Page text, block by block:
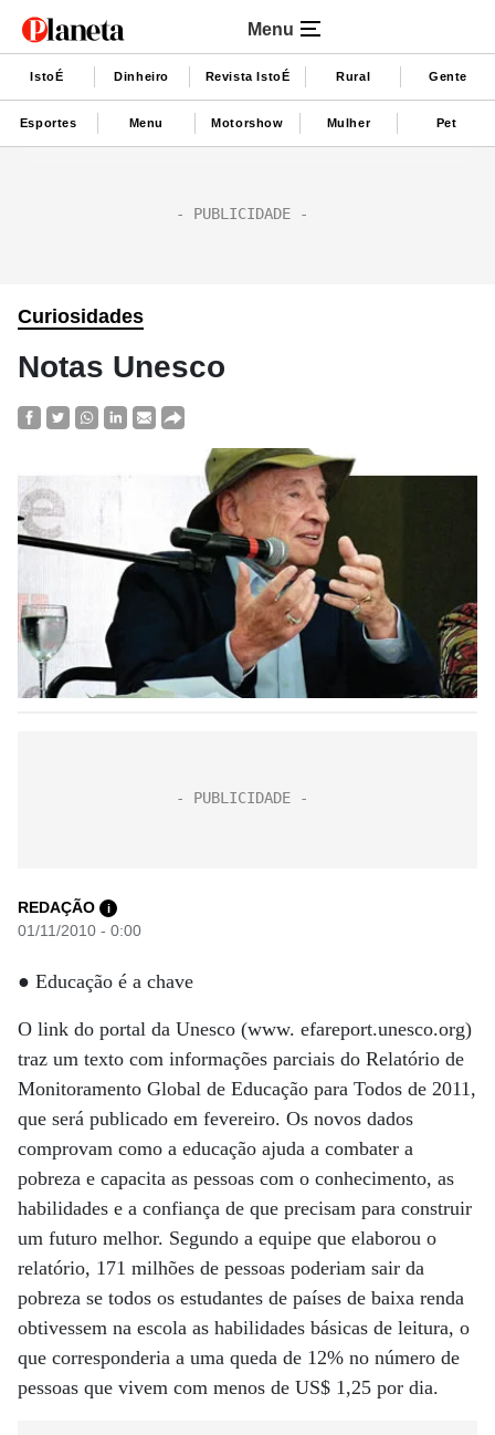
Menu
IstoÉ Dinheiro Revista IstoÉ Rural Gente
Esportes Menu Motorshow Mulher Pet
Curiosidades
Notas Unesco
REDAÇÃO i
01/11/2010 - 0:00
● Educação é a chave
O link do portal da Unesco (www. efareport.unesco.org)
traz um texto com informações parciais do Relatório de
Monitoramento Global de Educação para Todos de 2011,
que será publicado em fevereiro. Os novos dados
comprovam como a educação ajuda a combater a
pobreza e capacita as pessoas com o conhecimento, as
habilidades e a confiança de que precisam para construir
um futuro melhor. Segundo a equipe que elaborou o
relatório, 171 milhões de pessoas poderiam sair da
pobreza se todos os estudantes de países de baixa renda
obtivessem na escola as habilidades básicas de leitura, o
que corresponderia a uma queda de 12% no número de
pessoas que vivem com menos de US$ 1,25 por dia.